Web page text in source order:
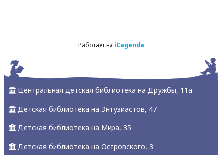
Работает на iCagenda
Центральная детская библиотека на Дружбы, 11а
Детская библиотека на Энтузиастов, 47
Детская библиотека на Мира, 35
Детская библиотека на Островского, 3